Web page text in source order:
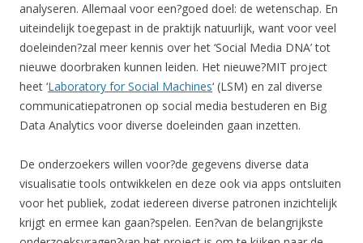
analyseren. Allemaal voor een?goed doel: de wetenschap. En
uiteindelijk toegepast in de praktijk natuurlijk, want voor veel
doeleinden?zal meer kennis over het ‘Social Media DNA’ tot
nieuwe doorbraken kunnen leiden. Het nieuwe?MIT project
heet ‘Laboratory for Social Machines‘ (LSM) en zal diverse
communicatiepatronen op social media bestuderen en Big
Data Analytics voor diverse doeleinden gaan inzetten.
De onderzoekers willen voor?de gegevens diverse data
visualisatie tools ontwikkelen en deze ook via apps ontsluiten
voor het publiek, zodat iedereen diverse patronen inzichtelijk
krijgt en ermee kan gaan?spelen. Een?van de belangrijkste